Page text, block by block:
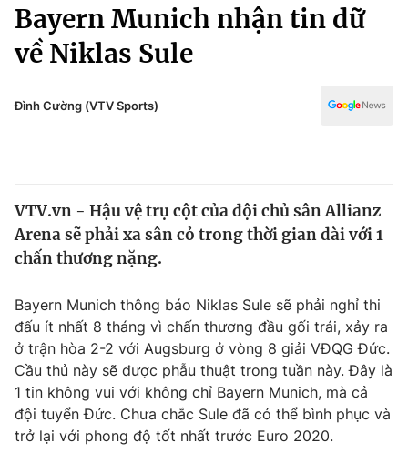
Chuyên mục
Chính trị
Y tế
Tin tức
Thế giới đó đây
Câu chuyện quốc tế
Kinh tế
Tài chính
Thị trường
Góc doanh nghiệp
Dữ liệu và đời sống
Truyền hình
Pháp luật
Thể thao
Văn hóa - Giải trí
Giáo dục
Bayern Munich nhận tin dữ
về Niklas Sule
Đình Cường (VTV Sports)
VTV.vn - Hậu vệ trụ cột của đội chủ sân Allianz
Arena sẽ phải xa sân cỏ trong thời gian dài với 1
chấn thương nặng.
Bayern Munich thông báo Niklas Sule sẽ phải nghỉ thi
đấu ít nhất 8 tháng vì chấn thương đầu gối trái, xảy ra
ở trận hòa 2-2 với Augsburg ở vòng 8 giải VĐQG Đức.
Cầu thủ này sẽ được phẫu thuật trong tuần này. Đây là
1 tin không vui với không chỉ Bayern Munich, mà cả
đội tuyển Đức. Chưa chắc Sule đã có thể bình phục và
trở lại với phong độ tốt nhất trước Euro 2020.